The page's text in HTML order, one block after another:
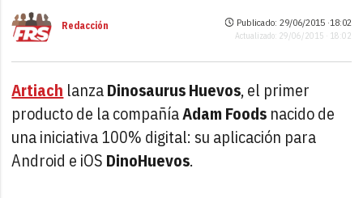
Redacción Publicado: 29/06/2015 ·18:02
Actualizado: 29/06/2015 · 18:02
Artiach lanzaDinosaurus Huevos, el primer
producto de la compañíaAdam Foods nacido de
una iniciativa 100% digital: su aplicación para
Android e iOS DinoHuevos.